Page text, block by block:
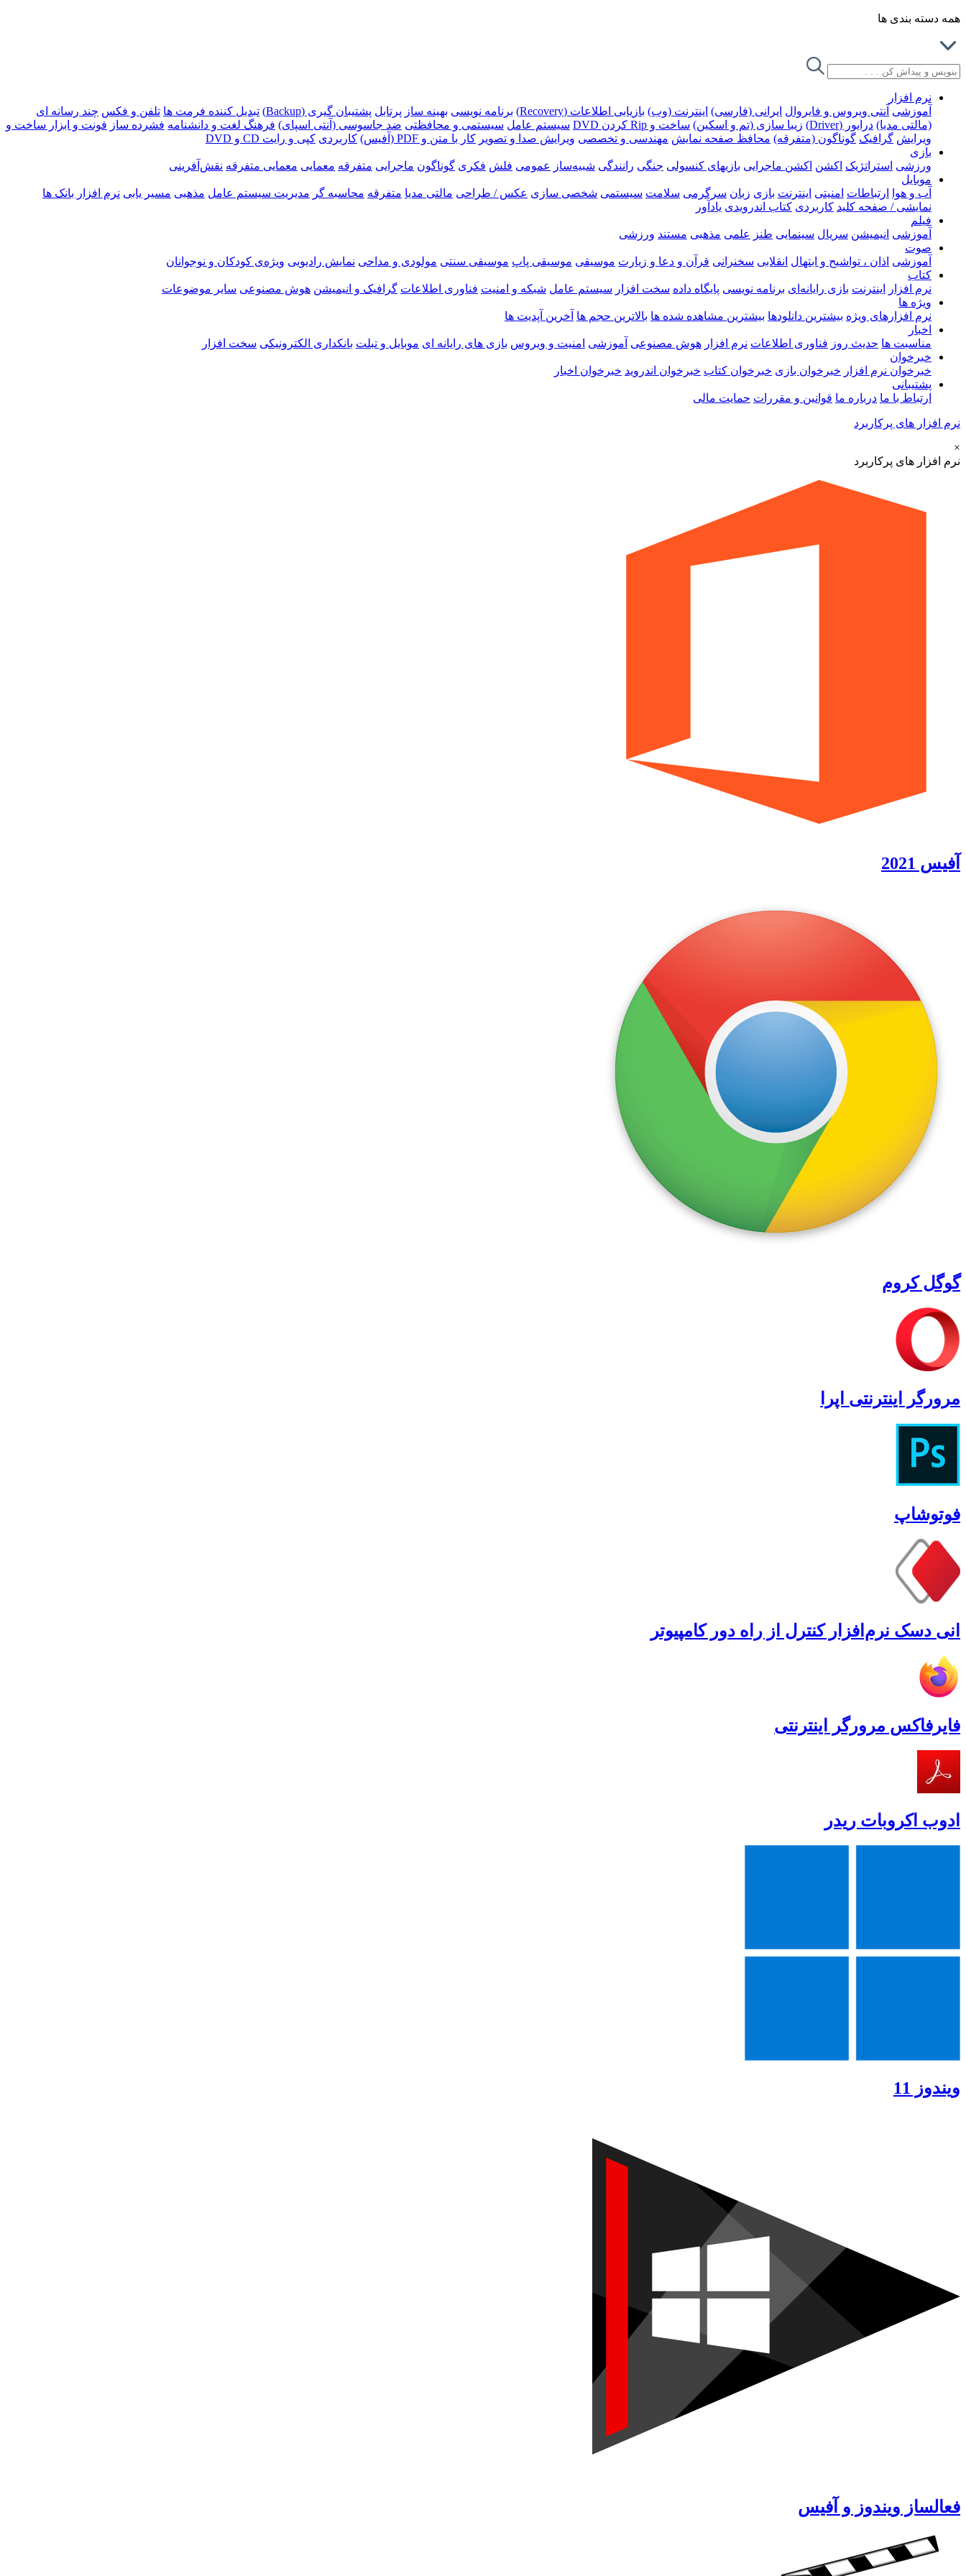
همه دسته بندی ها
نرم افزار
آموزشی آنتی ویروس و فایروال ایرانی (فارسی) اینترنت (وب) بازیابی اطلاعات (Recovery) برنامه نویسی بهینه ساز پرتابل پشتیبان گیری (Backup) تبدیل کننده فرمت ها تلفن و فکس چند رسانه ای
(مالتی مدیا) درایور (Driver) زیبا سازی (تم و اسکین) ساخت و Rip کردن DVD سیستم عامل سیستمی و محافظتی ضد جاسوسی (آنتی اسپای) فرهنگ لغت و دانشنامه فشرده ساز فونت و ابزار ساخت و
ویرایش گرافیک گوناگون (متفرقه) محافظ صفحه نمایش مهندسی و تخصصی ویرایش صدا و تصویر کار با متن و PDF (آفیس) کاربردی کپی و رایت CD و DVD
بازی
ورزشی استراتژیک اکشن اکشن ماجرایی بازیهای کنسولی جنگی رانندگی شبیه‌ساز عمومی فلش فکری گوناگون ماجرایی متفرقه معمایی معمایی متفرقه نقش‌آفرینی
موبایل
آب و هوا
ارتباطات امنیتی اینترنت بازی زبان سرگرمی سلامت سیستمی شخصی سازی عکس / طراحی مالتی مدیا متفرقه محاسبه گر مدیریت سیستم عامل مذهبی مسیر یابی نرم افزار بانک ها
نمایشی / صفحه کلید کاربردی کتاب اندرویدی یادآور
فیلم
آموزشی انیمیشن سریال سینمایی طنز علمی مذهبی مستند ورزشی
صوت
آموزشی اذان ، تواشیح و ابتهال انقلابی سخنرانی قرآن و دعا و زیارت موسیقی موسیقی پاپ موسیقی سنتی مولودی و مداحی نمایش رادیویی ویژه‌ی کودکان و نوجوانان
کتاب
نرم افزار
اینترنت بازی رایانه‌ای برنامه نویسی پایگاه داده سخت افزار سیستم عامل شبکه و امنیت فناوری اطلاعات گرافیک و انیمیشن هوش مصنوعی سایر موضوعات
ویژه ها
نرم افزارهای ویژه بیشترین دانلودها بیشترین مشاهده شده ها بالاترین حجم ها آخرین آپدیت ها
اخبار
مناسبت ها حدیث روز فناوری اطلاعات نرم افزار هوش مصنوعی آموزشی امنیت و ویروس بازی های رایانه ای موبایل و تبلت بانکداری الکترونیکی سخت افزار
خبرخوان
خبرخوان نرم افزار خبرخوان بازی خبرخوان کتاب خبرخوان اندروید خبرخوان اخبار
پشتیبانی
ارتباط با ما درباره ما قوانین و مقررات حمایت مالی
نرم افزار های پرکاربرد
×
نرم افزار های پرکاربرد
آفیس 2021
گوگل کروم
مرورگر اینترنتی اپرا
فوتوشاپ
انی دسک نرم‌افزار کنترل از راه دور کامپیوتر
فایرفاکس مرورگر اینترنتی
ادوب اکروبات ریدر
ویندوز 11
فعالساز ویندوز و آفیس